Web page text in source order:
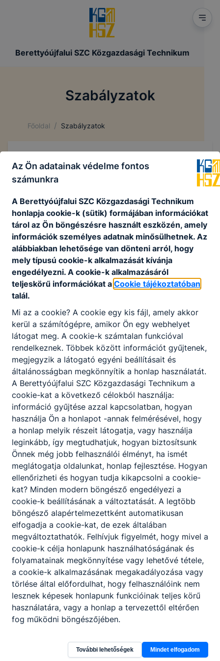
Berettyóújfalui SZC Közgazdasági Technikum
Szabályzatok
Főoldal / Szabályzatok
Szabályzatok
Szabályzatok
Munkavédelmi szabályzat
Letöltés
Tűzvédelmi szabályzat
Letöltés
Partnereink
Az Ön adatainak védelme fontos
számunkra
A Berettyóújfalui SZC Közgazdasági Technikum
honlapja cookie-k (sütik) formájában információkat
tárol az Ön böngészésre használt eszközén, amely
információk személyes adatnak minősülhetnek. Az
alábbiakban lehetősége van dönteni arról, hogy
mely típusú cookie-k alkalmazását kívánja
engedélyezni. A cookie-k alkalmazásáról
teljeskörű információkat a Cookie tájékoztatóban
talál.
Mi az a cookie? A cookie egy kis fájl, amely akkor
kerül a számítógépre, amikor Ön egy webhelyet
látogat meg. A cookie-k számtalan funkcióval
rendelkeznek. Többek között információt gyűjtenek,
megjegyzik a látogató egyéni beállításait és
általánosságban megkönnyítik a honlap használatát.
A Berettyóújfalui SZC Közgazdasági Technikum a
cookie-kat a következő célokból használja:
információ gyűjtése azzal kapcsolatban, hogyan
használja Ön a honlapot -annak felmérésével, hogy
a honlap melyik részeit látogatja, vagy használja
leginkább, így megtudhatjuk, hogyan biztosítsunk
Önnek még jobb felhasználói élményt, ha ismét
meglátogatja oldalunkat, honlap fejlesztése. Hogyan
ellenőrizheti és hogyan tudja kikapcsolni a cookie-
kat? Minden modern böngésző engedélyezi a
cookie-k beállításának a változtatását. A legtöbb
böngésző alapértelmezettként automatikusan
elfogadja a cookie-kat, de ezek általában
megváltoztathatók. Felhívjuk figyelmét, hogy mivel a
cookie-k célja honlapunk használhatóságának és
folyamatainak megkönnyítése vagy lehetővé tétele,
a cookie-k alkalmazásának megakadályozása vagy
törlése által előfordulhat, hogy felhasználóink nem
lesznek képesek honlapunk funkcióinak teljes körű
használatára, vagy a honlap a tervezettől eltérően
fog működni böngészőjében.
További lehetőségek Mindet elfogadom